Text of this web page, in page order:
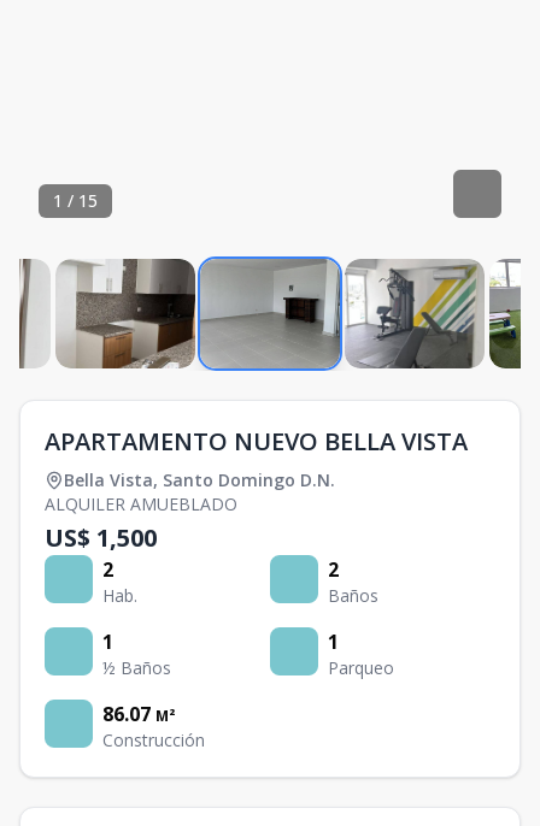
1 / 15
APARTAMENTO NUEVO BELLA VISTA
Bella Vista, Santo Domingo D.N.
ALQUILER AMUEBLADO
US$ 1,500
2
Hab.
2
Baños
1
½ Baños
1
Parqueo
86.07 M²
Construcción